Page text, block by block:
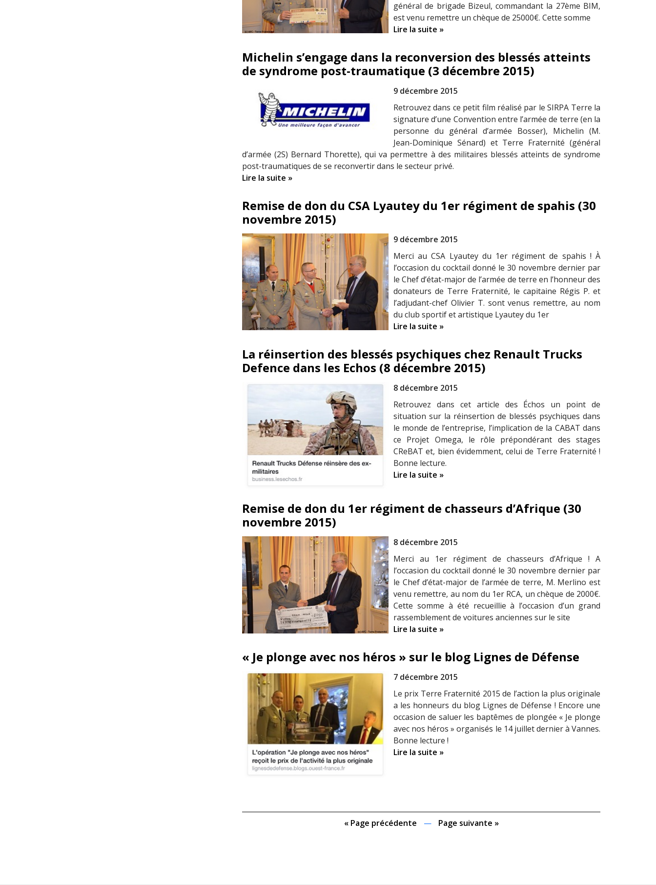
général de brigade Bizeul, commandant la 27ème BIM,
est venu remettre un chèque de 25000€. Cette somme
Lire la suite »
Michelin s’engage dans la reconversion des blessés atteints
de syndrome post-traumatique (3 décembre 2015)
9 décembre 2015
Retrouvez dans ce petit film réalisé par le SIRPA Terre la
signature d’une Convention entre l’armée de terre (en la
personne du général d’armée Bosser), Michelin (M.
Jean-Dominique Sénard) et Terre Fraternité (général
d’armée (2S) Bernard Thorette), qui va permettre à des militaires blessés atteints de syndrome
post-traumatiques de se reconvertir dans le secteur privé.
Lire la suite »
Remise de don du CSA Lyautey du 1er régiment de spahis (30
novembre 2015)
9 décembre 2015
Merci au CSA Lyautey du 1er régiment de spahis ! À
l’occasion du cocktail donné le 30 novembre dernier par
le Chef d’état-major de l’armée de terre en l’honneur des
donateurs de Terre Fraternité, le capitaine Régis P. et
l’adjudant-chef Olivier T. sont venus remettre, au nom
du club sportif et artistique Lyautey du 1er
Lire la suite »
La réinsertion des blessés psychiques chez Renault Trucks
Defence dans les Echos (8 décembre 2015)
8 décembre 2015
Retrouvez dans cet article des Échos un point de
situation sur la réinsertion de blessés psychiques dans
le monde de l’entreprise, l’implication de la CABAT dans
ce Projet Omega, le rôle prépondérant des stages
CReBAT et, bien évidemment, celui de Terre Fraternité !
Bonne lecture.
Lire la suite »
Remise de don du 1er régiment de chasseurs d’Afrique (30
novembre 2015)
8 décembre 2015
Merci au 1er régiment de chasseurs d’Afrique ! A
l’occasion du cocktail donné le 30 novembre dernier par
le Chef d’état-major de l’armée de terre, M. Merlino est
venu remettre, au nom du 1er RCA, un chèque de 2000€.
Cette somme à été recueillie à l’occasion d’un grand
rassemblement de voitures anciennes sur le site
Lire la suite »
« Je plonge avec nos héros » sur le blog Lignes de Défense
7 décembre 2015
Le prix Terre Fraternité 2015 de l’action la plus originale
a les honneurs du blog Lignes de Défense ! Encore une
occasion de saluer les baptêmes de plongée « Je plonge
avec nos héros » organisés le 14 juillet dernier à Vannes.
Bonne lecture !
Lire la suite »
« Page précédente — Page suivante »